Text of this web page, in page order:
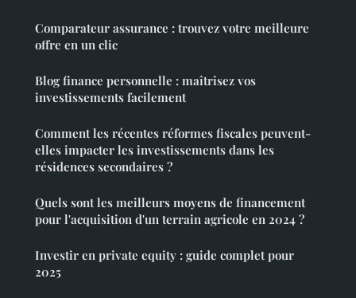
Comparateur assurance : trouvez votre meilleure
offre en un clic
Blog finance personnelle : maîtrisez vos
investissements facilement
Comment les récentes réformes fiscales peuvent-
elles impacter les investissements dans les
résidences secondaires ?
Quels sont les meilleurs moyens de financement
pour l'acquisition d'un terrain agricole en 2024 ?
Investir en private equity : guide complet pour
2025